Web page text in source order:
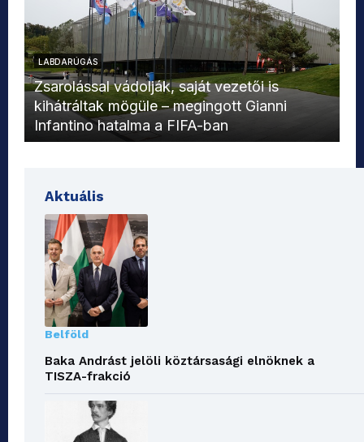
LABDARÚGÁS
Zsarolással vádolják, saját vezetői is
kihátráltak mögüle – megingott Gianni
Infantino hatalma a FIFA-ban
Aktuális
Belföld
Baka Andrást jelöli köztársasági elnöknek a
TISZA-frakció